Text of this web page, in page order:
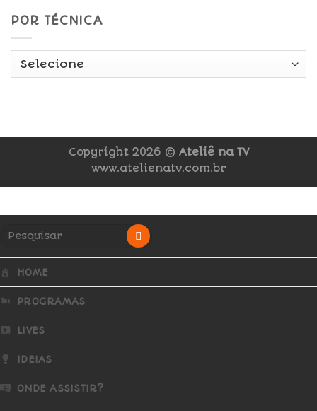
POR TÉCNICA
Copyright 2026 © Ateliê na TV
www.atelienatv.com.br
HOME
PROGRAMAS
LIVES
IDEIAS
ONDE ASSISTIR?